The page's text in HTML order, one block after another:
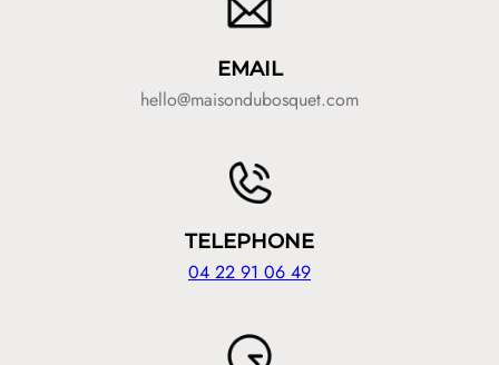
EMAIL
hello@maisondubosquet.com
TELEPHONE
04 22 91 06 49